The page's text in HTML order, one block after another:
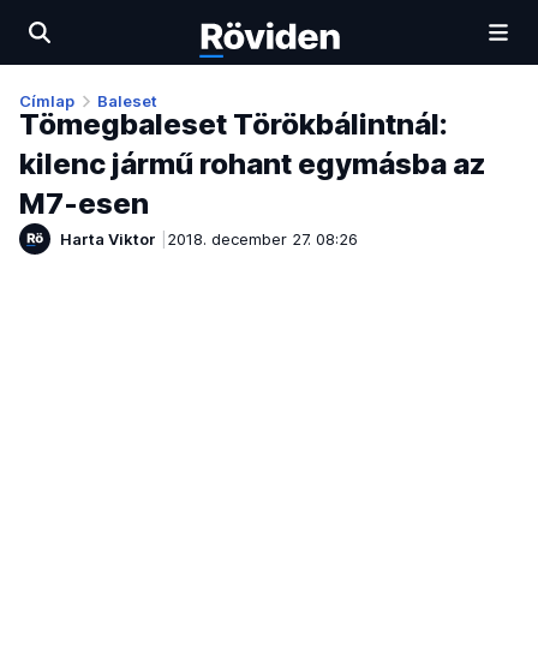
Címlap Baleset
Tömegbaleset Törökbálintnál:
kilenc jármű rohant egymásba az
M7-esen
Harta Viktor 2018. december 27. 08:26